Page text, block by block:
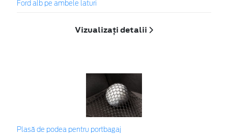
Ford alb pe ambele laturi
Vizualizați detalii
Plasă de podea pentru portbagaj